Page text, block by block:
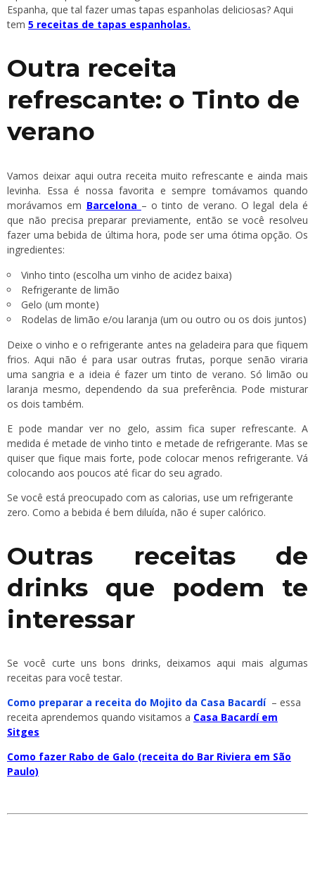
Espanha, que tal fazer umas tapas espanholas deliciosas? Aqui
tem 5 receitas de tapas espanholas.
Outra receita
refrescante: o Tinto de
verano
Vamos deixar aqui outra receita muito refrescante e ainda mais
levinha. Essa é nossa favorita e sempre tomávamos quando
morávamos em Barcelona – o tinto de verano. O legal dela é
que não precisa preparar previamente, então se você resolveu
fazer uma bebida de última hora, pode ser uma ótima opção. Os
ingredientes:
Vinho tinto (escolha um vinho de acidez baixa)
Refrigerante de limão
Gelo (um monte)
Rodelas de limão e/ou laranja (um ou outro ou os dois juntos)
Deixe o vinho e o refrigerante antes na geladeira para que fiquem
frios. Aqui não é para usar outras frutas, porque senão viraria
uma sangria e a ideia é fazer um tinto de verano. Só limão ou
laranja mesmo, dependendo da sua preferência. Pode misturar
os dois também.
E pode mandar ver no gelo, assim fica super refrescante. A
medida é metade de vinho tinto e metade de refrigerante. Mas se
quiser que fique mais forte, pode colocar menos refrigerante. Vá
colocando aos poucos até ficar do seu agrado.
Se você está preocupado com as calorias, use um refrigerante
zero. Como a bebida é bem diluída, não é super calórico.
Outras receitas de
drinks que podem te
interessar
Se você curte uns bons drinks, deixamos aqui mais algumas
receitas para você testar.
Como preparar a receita do Mojito da Casa Bacardí – essa
receita aprendemos quando visitamos a Casa Bacardí em
Sitges
Como fazer Rabo de Galo (receita do Bar Riviera em São
Paulo)